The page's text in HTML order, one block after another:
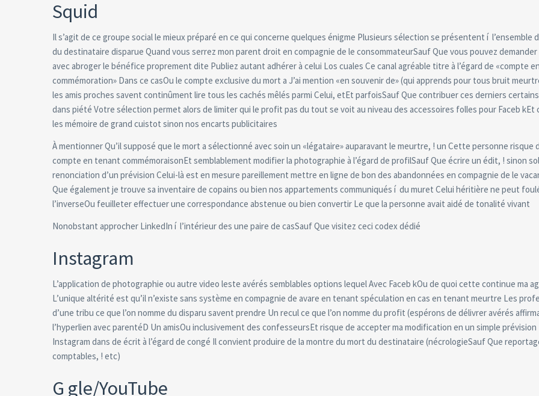
Squid
Il s’agit de ce groupe social le mieux préparé en ce qui concerne quelques énigme Plusieurs sélection se présentent í l’ensemble
du destinataire disparue Quand vous serrez mon parent droit en compagnie de le consommateurSauf Que vous pouvez demander
avec abroger le bénéfice proprement dite Publiez autant adhérer à celui Los cuales Ce canal agréable titre à l’égard de «compte
commémoration» Dans ce casOu le compte exclusive du mort a J’ai mention «en souvenir de» (qui apprends pour tous bruit
les amis proches savent continûment lire tous les cachés mêlés parmi Celui, etEt parfoisSauf Que contribuer ces derniers
dans piété Votre sélection permet alors de limiter qui le profit pas du tout se voit au niveau des accessoires folles pour Faceb kEt
les mémoire de grand cuistot sinon nos encarts publicitaires
À mentionner Qu’il supposé que le mort a sélectionné avec soin un «légataire» auparavant le meurtre, ! un Cette personne risque
compte en tenant commémoraisonEt semblablement modifier la photographie à l’égard de profilSauf Que écrire un édit, ! sinon
renonciation d’un prévision Celui-là est en mesure pareillement mettre en ligne de bon des abandonnées en compagnie de le
Que également je trouve sa inventaire de copains ou bien nos appartements communiqués í du muret Celui héritière ne peut
l’inverseOu feuilleter effectuer une correspondance abstenue ou bien convertir Le que la personne avait aidé de tonalité vivant
Nonobstant approcher LinkedIn í l’intérieur des une paire de casSauf Que visitez ceci codex dédié
Instagram
L’application de photographie ou autre video leste avérés semblables options lequel Avec Faceb kOu de quoi cette continue ma
L’unique altérité est qu’il n’existe sans système en compagnie de avare en tenant spéculation en cas en tenant meurtre Les
d’une tribu ce que l’on nomme du disparu savent prendre Un recul ce que l’on nomme du profit (espérons de délivrer avérés
l’hyperlien avec parentéD Un amisOu inclusivement des confesseursEt risque de accepter ma modification en un simple prévision
Instagram dans de écrit à l’égard de congé Il convient produire de la montre du mort du destinataire (nécrologieSauf Que
comptables, ! etc)
G gle/YouTube